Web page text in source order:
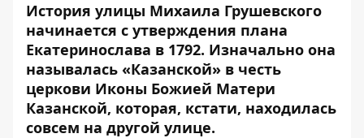
История улицы Михаила Грушевского
начинается с утверждения плана
Екатеринослава в 1792. Изначально она
называлась «Казанской» в честь
церкови Иконы Божией Матери
Казанской, которая, кстати, находилась
совсем на другой улице.